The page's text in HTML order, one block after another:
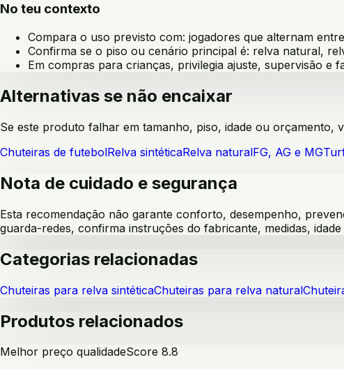
No teu contexto
Compara o uso previsto com: jogadores que alternam
Confirma se o piso ou cenário principal é: relva natural,
Em compras para crianças, privilegia ajuste, supervisão e
Alternativas se não encaixar
Se este produto falhar em tamanho, piso, idade ou orçamento,
Chuteiras de futebolRelva sintéticaRelva naturalFG, AG e MG
Nota de cuidado e segurança
Esta recomendação não garante conforto, desempenho,
guarda-redes, confirma instruções do fabricante, medidas,
Categorias relacionadas
Chuteiras para relva sintéticaChuteiras para relva natural
Produtos relacionados
Melhor preço qualidadeScore 8.8